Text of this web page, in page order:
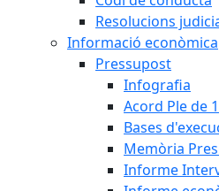
Resolucions
Informació econòmica
Pressupost
Infografia
Acord Ple de
Bases
Memòria
Informe